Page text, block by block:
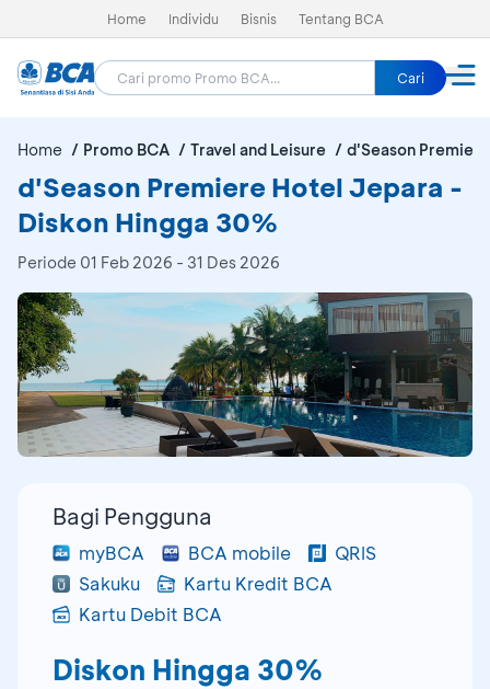
Home Individu Bisnis Tentang BCA
Cari
Home Promo BCA Travel and Leisure d'Season
d'Season Premiere Hotel Jepara -
Diskon Hingga 30%
Periode 01 Feb 2026 - 31 Des 2026
Bagi Pengguna
myBCA BCA mobile
QRIS
Sakuku
Kartu Kredit BCA
Kartu Debit BCA
Diskon Hingga 30%